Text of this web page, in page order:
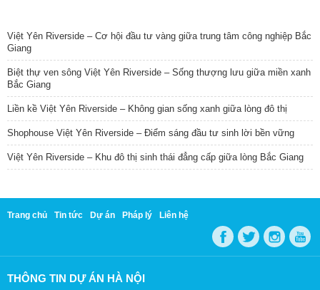
Việt Yên Riverside – Cơ hội đầu tư vàng giữa trung tâm công nghiệp Bắc
Giang
Biệt thự ven sông Việt Yên Riverside – Sống thượng lưu giữa miền xanh
Bắc Giang
Liền kề Việt Yên Riverside – Không gian sống xanh giữa lòng đô thị
Shophouse Việt Yên Riverside – Điểm sáng đầu tư sinh lời bền vững
Việt Yên Riverside – Khu đô thị sinh thái đẳng cấp giữa lòng Bắc Giang
Trang chủ Tin tức Dự án Pháp lý Liên hệ
THÔNG TIN DỰ ÁN HÀ NỘI